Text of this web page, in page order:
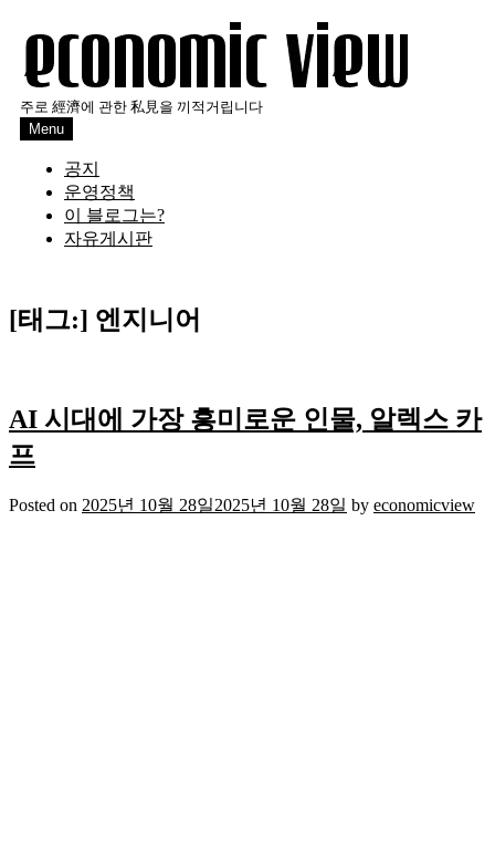
주로 經濟에 관한 私見을 끼적거립니다
Menu
공지
운영정책
이 블로그는?
자유게시판
[태그:] 엔지니어
AI 시대에 가장 흥미로운 인물, 알렉스 카
프
Posted on 2025년 10월 28일2025년 10월 28일 by economicview